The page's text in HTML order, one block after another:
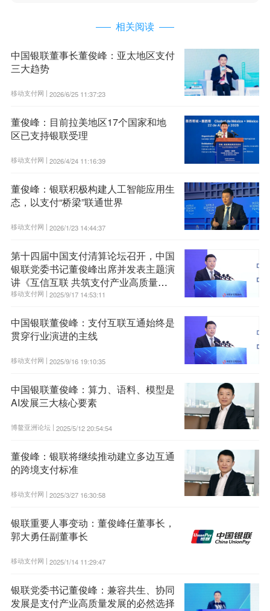
相关阅读
中国银联董事长董俊峰：亚太地区支付
三大趋势
移动支付网 | 2026/6/25 11:37:23
董俊峰：目前拉美地区17个国家和地
区已支持银联受理
移动支付网 | 2026/4/24 11:16:39
董俊峰：银联积极构建人工智能应用生
态，以支付“桥梁”联通世界
移动支付网 | 2026/1/23 14:44:37
第十四届中国支付清算论坛召开，中国
银联党委书记董俊峰出席并发表主题演
讲《互信互联 共筑支付产业高质量发
展生态》
移动支付网 | 2025/9/17 14:53:11
中国银联董俊峰：支付互联互通始终是
贯穿行业演进的主线
移动支付网 | 2025/9/16 19:10:35
中国银联董俊峰：算力、语料、模型是
AI发展三大核心要素
博鳌亚洲论坛 | 2025/5/12 20:54:54
董俊峰：银联将继续推动建立多边互通
的跨境支付标准
移动支付网 | 2025/3/27 16:30:58
银联重要人事变动：董俊峰任董事长，
郭大勇任副董事长
移动支付网 | 2025/1/14 11:29:47
银联党委书记董俊峰：兼容共生、协同
发展是支付产业高质量发展的必然选择